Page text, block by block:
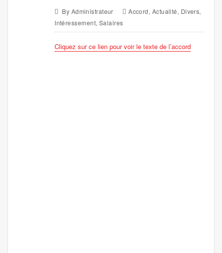
By Administrateur Accord, Actualité, Divers,
Intéressement, Salaires
Cliquez sur ce lien pour voir le texte de l’accord